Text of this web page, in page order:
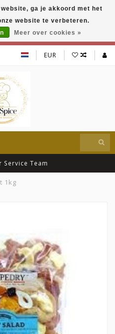
grocery shop with
Suhana, DeliSpice
more !!!
EUR
Team
1kg
ga je akkoord met het
website te verbeteren.
Meer over cookies »